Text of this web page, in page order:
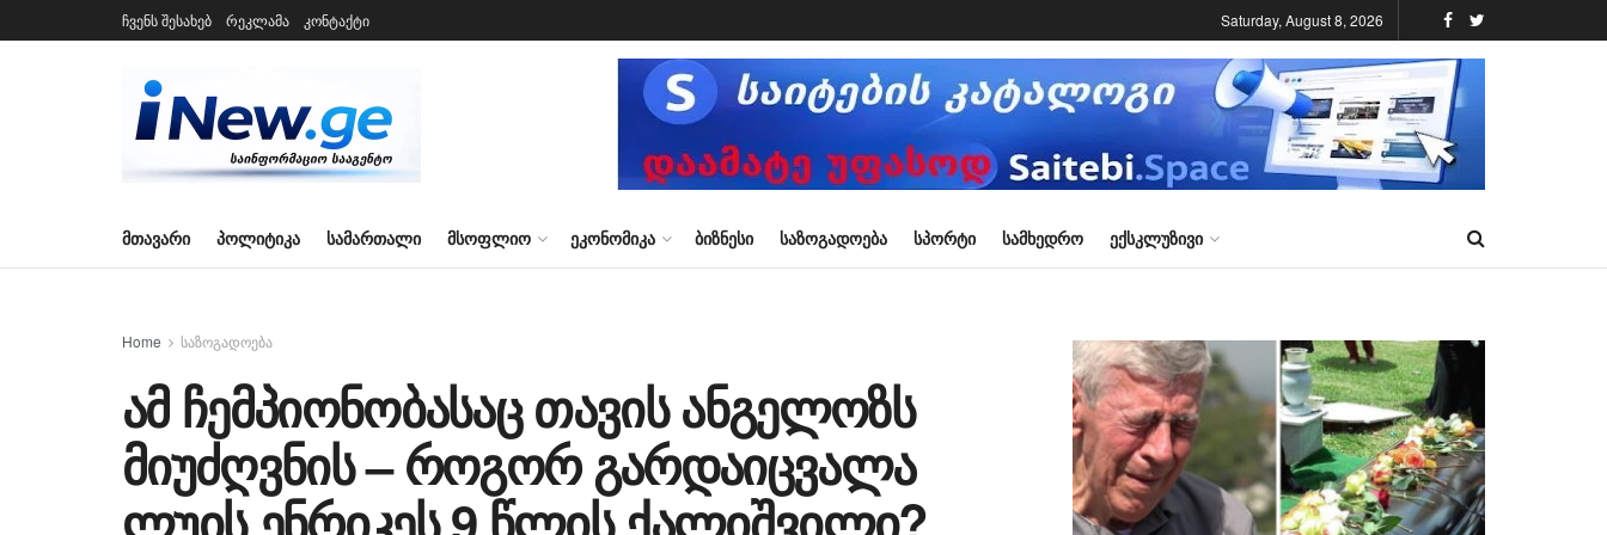
ჩვენს შესახებ რეკლამა კონტაქტი Saturday, August 8, 2026
ᲛᲗᲐᲕᲐᲠᲘ ᲞᲝᲚᲘᲢᲘᲙᲐ ᲡᲐᲛᲐᲠᲗᲐᲚᲘ ᲛᲡᲝᲤᲚᲘᲝ ᲔᲙᲝᲜᲝᲛᲘᲙᲐ ᲑᲘᲖᲜᲔᲡᲘ ᲡᲐᲖᲝᲒᲐᲓᲝᲔᲑᲐ ᲡᲞᲝᲠᲢᲘ ᲡᲐᲛᲮᲔᲓᲠᲝ ᲔᲥᲡᲙᲚᲣᲖᲘᲕᲘ
Home საზოგადოება
ამ ჩემპიონობასაც თავის ანგელოზს
მიუძღვნის – როგორ გარდაიცვალა